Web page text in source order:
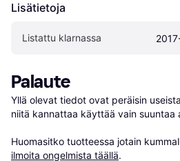
Lisätietoja
Listattu klarnassa
Palaute
Yllä olevat tiedot ovat peräisin
niitä kannattaa käyttää vain suuntaa
Huomasitko tuotteessa jotain
ilmoita ongelmista täällä.